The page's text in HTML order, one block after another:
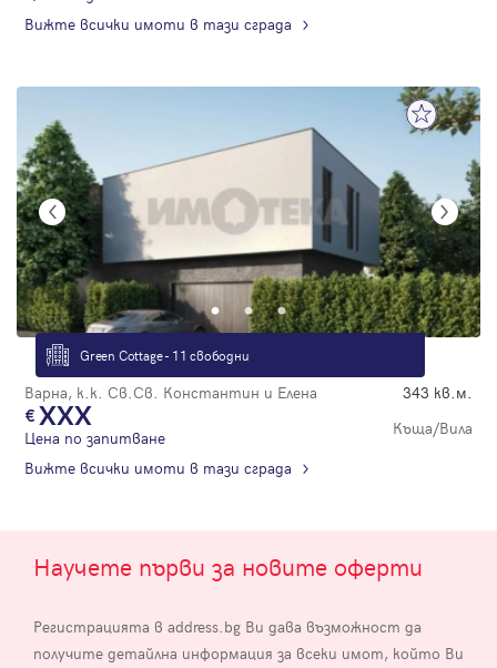
Вижте всички имоти в тази сграда
Green Cottage - 11 свободни
Варна, к.к. Св.Св. Константин и Елена 343 кв.м.
XXX
Цена по запитване
Къща/Вила
Вижте всички имоти в тази сграда
Научете първи за новите оферти
Регистрацията в address.bg Ви дава възможност да
получите детайлна информация за всеки имот, който Ви